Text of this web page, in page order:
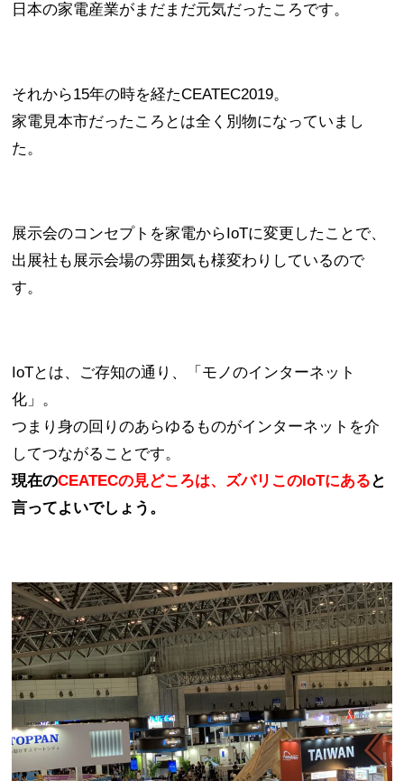
日本の家電産業がまだまだ元気だったころです。
それから15年の時を経たCEATEC2019。
家電見本市だったころとは全く別物になっていまし
た。
展示会のコンセプトを家電からIoTに変更したことで、
出展社も展示会場の雰囲気も様変わりしているので
す。
IoTとは、ご存知の通り、「モノのインターネット
化」。
つまり身の回りのあらゆるものがインターネットを介
してつながることです。
現在のCEATECの見どころは、ズバリこのIoTにある と
言ってよいでしょう。